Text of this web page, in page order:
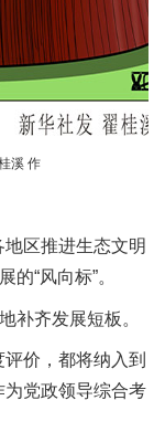
溪 作
区推进生态文明
“风向标”。
补齐发展短板。
价，都将纳入到
党政领导综合考